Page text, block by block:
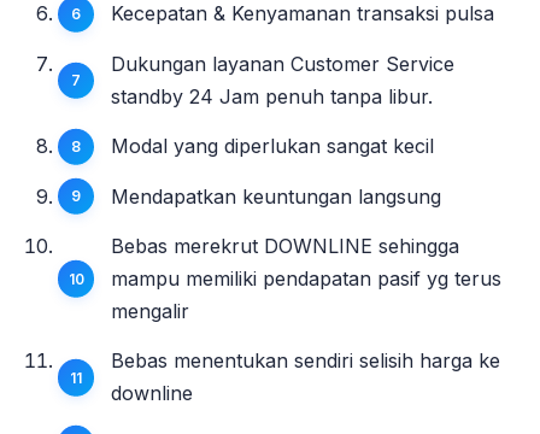
Kecepatan & Kenyamanan transaksi pulsa
Dukungan layanan Customer Service
standby 24 Jam penuh tanpa libur.
Modal yang diperlukan sangat kecil
Mendapatkan keuntungan langsung
Bebas merekrut DOWNLINE sehingga
mampu memiliki pendapatan pasif yg terus
mengalir
Bebas menentukan sendiri selisih harga ke
downline